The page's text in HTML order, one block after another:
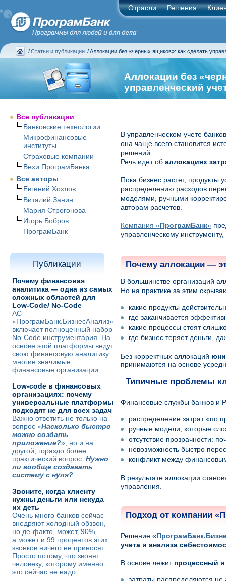
Отрасли Решения
/ Статьи и публикации / Аллокации без «черных ящиков»: как сделать
Аллокации без
управленческий
Все публикации
Банковские технологии
Микрофинансовые
институты
Страховые компании
Вехи ПрограмБанка
Все авторы
Евгений Хохлов
Виталий Занин
Мария Строгонова
Игорь Бобров
ПрограмБанк
Публикации
Почему финансовая
аналитика — одна из самых
сложных областей для
Low-Code/ No-Code
АС
«ПрограмБанк.БизнесАнализ»
включает полноценный набор
No-Code инструментария. На
основе этой платформы ведут
свою финансовую аналитику
многие значимые
финансовые организации.
Low-code в финансовых
организациях: почему
универсальные платформы
подходят не для всех задач
Важно ответить не только на
вопрос «Насколько быстро
можно создать
приложение?», но и на
другой, гораздо более
практический вопрос: Нужно
ли вообще создавать
систему с нуля?
Звоните, когда клиенту
нужны деньги или некуда
их деть
Очень много банков сейчас
внедряют холодный обзвон,
но де-факто, может, 90%,
а может и 99 процентов этих
звонков ничего не приносят.
Просто потому, что звонят
человеку, которому именно
это сейчас не надо.
В управленческом учете
она чаще всего становится
решений.
Речь идет об аллокациях
Пока бизнес растет, продукты
распределению расходов
моделями, ручными
авторам расчетов.
Компания «ПрограмБанк»
управленческому
Почему аллокации —
В большинстве организаций
Но на практике за этим
какие продукты
где заканчивается
какие процессы стоят
где бизнес теряет деньги,
Без корректных аллокаций
принимаются на основе
Типичные проблемы
Финансовые службы банков и
распределение затрат «по
ручные модели, которые
отсутствие прозрачности:
невозможность быстро
конфликт между
В результате аллокации
управления.
Подход от компании
Решение «
учета и анализа
В основе лежит процессный